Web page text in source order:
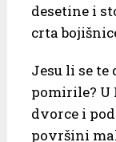
desetine i
crta
Jesu li se
pomirile? U
dvorce i
površini